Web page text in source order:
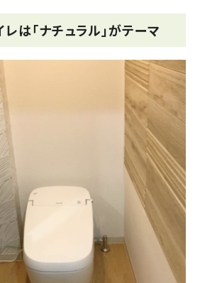
レは「ナチュラル」がテーマ